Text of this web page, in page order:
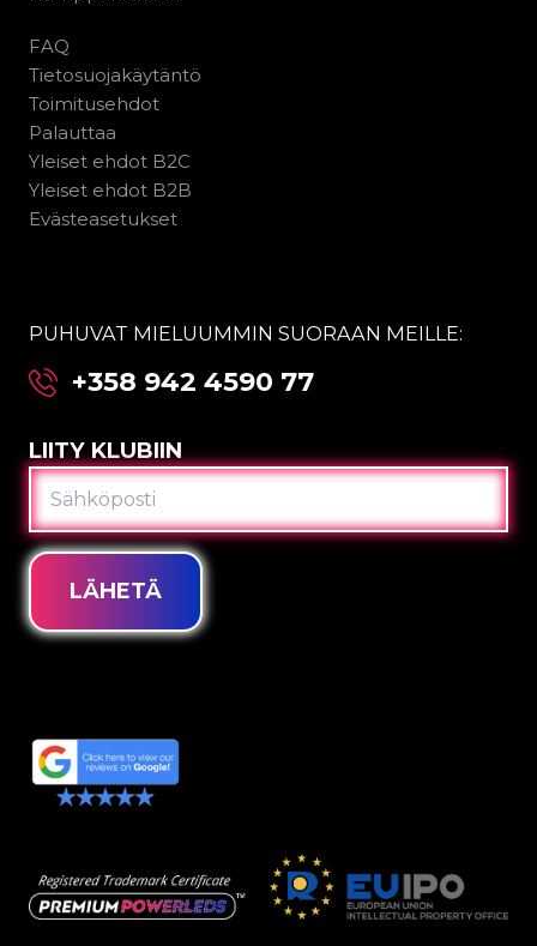
FAQ
Tietosuojakäytäntö
Toimitusehdot
Palauttaa
Yleiset ehdot B2C
Yleiset ehdot B2B
Evästeasetukset
PUHUVAT MIELUUMMIN SUORAAN MEILLE:
+358 942 4590 77
LIITY KLUBIIN
SÄHKÖPOSTI
LÄHETÄ